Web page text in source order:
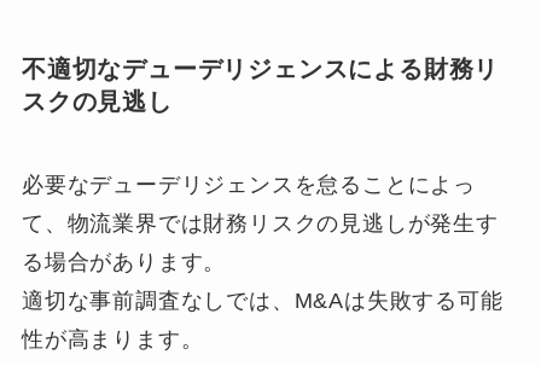
不適切なデューデリジェンスによる財務リ
スクの見逃し
必要なデューデリジェンスを怠ることによっ
て、物流業界では財務リスクの見逃しが発生す
る場合があります。
適切な事前調査なしでは、M&Aは失敗する可能
性が高まります。